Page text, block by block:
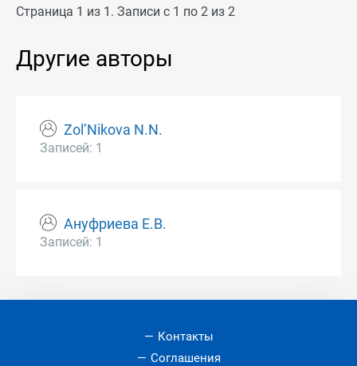
Страница 1 из 1. Записи с 1 по 2 из 2
Другие авторы
Zol’Nikova N.N.
Записей: 1
Ануфриева Е.В.
Записей: 1
Контакты
Соглашения